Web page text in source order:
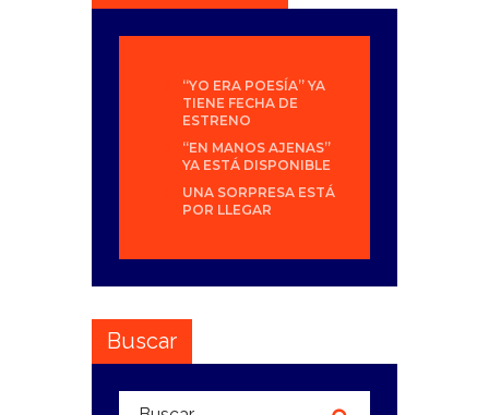
“YO ERA POESÍA” YA
TIENE FECHA DE
ESTRENO
“EN MANOS AJENAS”
YA ESTÁ DISPONIBLE
UNA SORPRESA ESTÁ
POR LLEGAR
Buscar
Buscar: